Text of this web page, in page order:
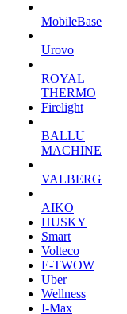
MobileBase
Urovo
ROYAL
THERMO
Firelight
BALLU
MACHINE
VALBERG
AIKO
HUSKY
Smart
Volteco
E-TWOW
Uber
Wellness
I-Max